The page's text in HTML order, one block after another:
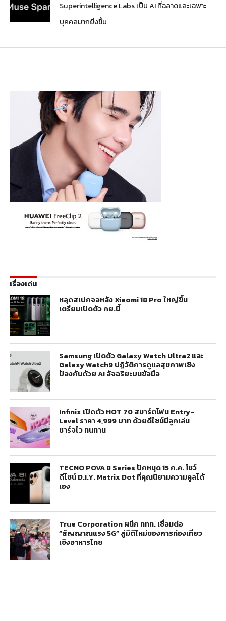
Superintelligence Labs เป็น AI ที่ฉลาดและเฉพาะ
บุคคลมากยิ่งขึ้น
เรื่องเด่น
หลุดสเปกจอหลัง Xiaomi 18 Pro ใหญ่ขึ้น
เตรียมเปิดตัว กย.นี้
Samsung เปิดตัว Galaxy Watch Ultra2 และ
Galaxy Watch9 ปฏิวัติการดูแลสุขภาพเชิง
ป้องกันด้วย AI อัจฉริยะบนข้อมือ
Infinix เปิดตัว HOT 70 สมาร์ตโฟน Entry-
Level ราคา 4,999 บาท ด้วยดีไซน์มีลูกเล่น
ชาร์จไว ทนทาน
TECNO POVA 8 Series ปักหมุด 15 ก.ค. โชว์
ดีไซน์ D.I.Y. Matrix Dot ที่คุณนิยามความคูลได้
เอง
True Corporation ผนึก ททท. เชื่อมต่อ
“สัญญาณแรง 5G” สู่มิติใหม่ของการท่องเที่ยว
เชิงอาหารไทย